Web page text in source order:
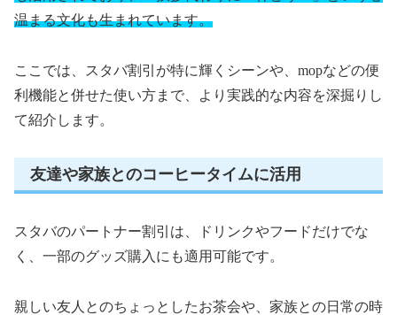
温まる文化も生まれています。
ここでは、スタバ割引が特に輝くシーンや、mopなどの便
利機能と併せた使い方まで、より実践的な内容を深掘りし
て紹介します。
友達や家族とのコーヒータイムに活用
スタバのパートナー割引は、ドリンクやフードだけでな
く、一部のグッズ購入にも適用可能です。
親しい友人とのちょっとしたお茶会や、家族との日常の時